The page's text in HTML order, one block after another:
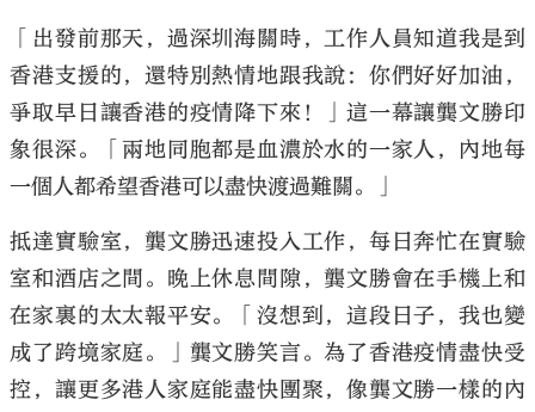
「出發前那天，過深圳海關時，工作人員知道我是到
香港支援的，還特別熱情地跟我說：你們好好加油，
爭取早日讓香港的疫情降下來！」這一幕讓龔文勝印
象很深。「兩地同胞都是血濃於水的一家人，內地每
一個人都希望香港可以盡快渡過難關。」
抵達實驗室，龔文勝迅速投入工作，每日奔忙在實驗
室和酒店之間。晚上休息間隙，龔文勝會在手機上和
在家裏的太太報平安。「沒想到，這段日子，我也變
成了跨境家庭。」龔文勝笑言。為了香港疫情盡快受
控，讓更多港人家庭能盡快團聚，像龔文勝一樣的內